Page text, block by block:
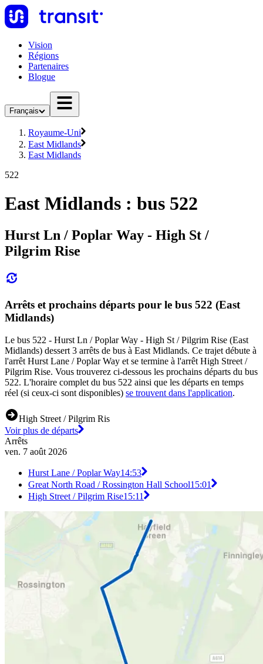
Vision
Régions
Partenaires
Blogue
Français
Royaume-Uni
East Midlands
East Midlands
522
East Midlands : bus 522
Hurst Ln / Poplar Way - High St /
Pilgrim Rise
Arrêts et prochains départs pour le bus 522 (East
Midlands)
Le bus 522 - Hurst Ln / Poplar Way - High St / Pilgrim Rise (East
Midlands) dessert 3 arrêts de bus à East Midlands. Ce trajet débute à
l'arrêt Hurst Lane / Poplar Way et se termine à l'arrêt High Street /
Pilgrim Rise. Vous trouverez ci-dessous les prochains départs du bus
522. L'horaire complet du bus 522 ainsi que les départs en temps
réel (si ceux-ci sont disponibles) se trouvent dans l'application.
High Street / Pilgrim Ris
Voir plus de départs
Arrêts
ven. 7 août 2026
Hurst Lane / Poplar Way14:53
Great North Road / Rossington Hall School15:01
High Street / Pilgrim Rise15:11